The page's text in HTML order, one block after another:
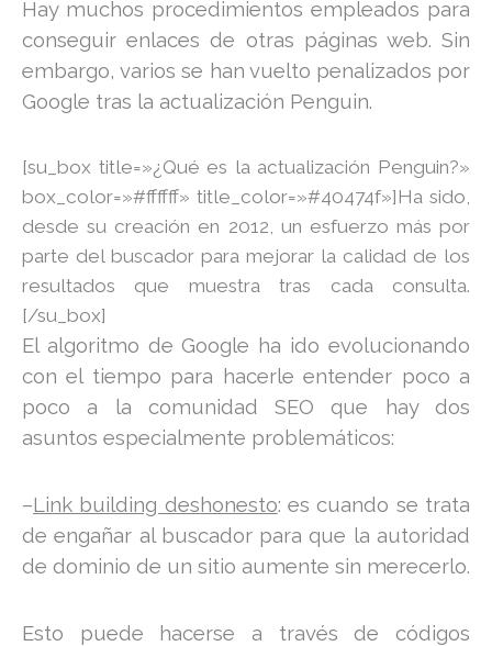
Hay muchos procedimientos empleados para
conseguir enlaces de otras páginas web. Sin
embargo, varios se han vuelto penalizados por
Google tras la actualización Penguin.
[su_box title=»¿Qué es la actualización Penguin?»
box_color=»#ffffff» title_color=»#40474f»]Ha sido,
desde su creación en 2012, un esfuerzo más por
parte del buscador para mejorar la calidad de los
resultados que muestra tras cada consulta.
[/su_box]
El algoritmo de Google ha ido evolucionando
con el tiempo para hacerle entender poco a
poco a la comunidad SEO que hay dos
asuntos especialmente problemáticos:
–Link building deshonesto: es cuando se trata
de engañar al buscador para que la autoridad
de dominio de un sitio aumente sin merecerlo.
Esto puede hacerse a través de códigos